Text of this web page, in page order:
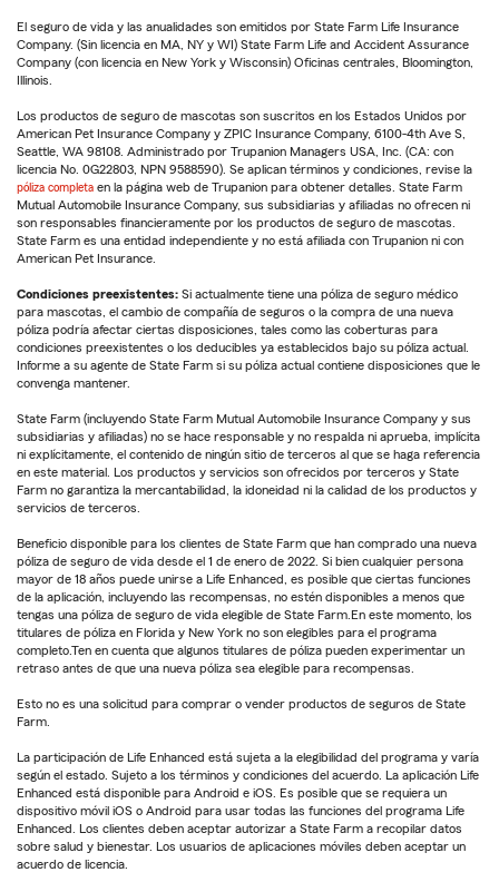
El seguro de vida y las anualidades son emitidos por State Farm Life Insurance
Company. (Sin licencia en MA, NY y WI) State Farm Life and Accident Assurance
Company (con licencia en New York y Wisconsin) Oficinas centrales, Bloomington,
Illinois.
Los productos de seguro de mascotas son suscritos en los Estados Unidos por
American Pet Insurance Company y ZPIC Insurance Company, 6100-4th Ave S,
Seattle, WA 98108. Administrado por Trupanion Managers USA, Inc. (CA: con
licencia No. 0G22803, NPN 9588590). Se aplican términos y condiciones, revise la
póliza completa en la página web de Trupanion para obtener detalles. State Farm
Mutual Automobile Insurance Company, sus subsidiarias y afiliadas no ofrecen ni
son responsables financieramente por los productos de seguro de mascotas.
State Farm es una entidad independiente y no está afiliada con Trupanion ni con
American Pet Insurance.
Condiciones preexistentes: Si actualmente tiene una póliza de seguro médico
para mascotas, el cambio de compañía de seguros o la compra de una nueva
póliza podría afectar ciertas disposiciones, tales como las coberturas para
condiciones preexistentes o los deducibles ya establecidos bajo su póliza actual.
Informe a su agente de State Farm si su póliza actual contiene disposiciones que le
convenga mantener.
State Farm (incluyendo State Farm Mutual Automobile Insurance Company y sus
subsidiarias y afiliadas) no se hace responsable y no respalda ni aprueba, implícita
ni explícitamente, el contenido de ningún sitio de terceros al que se haga referencia
en este material. Los productos y servicios son ofrecidos por terceros y State
Farm no garantiza la mercantabilidad, la idoneidad ni la calidad de los productos y
servicios de terceros.
Beneficio disponible para los clientes de State Farm que han comprado una nueva
póliza de seguro de vida desde el 1 de enero de 2022. Si bien cualquier persona
mayor de 18 años puede unirse a Life Enhanced, es posible que ciertas funciones
de la aplicación, incluyendo las recompensas, no estén disponibles a menos que
tengas una póliza de seguro de vida elegible de State Farm.En este momento, los
titulares de póliza en Florida y New York no son elegibles para el programa
completo.Ten en cuenta que algunos titulares de póliza pueden experimentar un
retraso antes de que una nueva póliza sea elegible para recompensas.
Esto no es una solicitud para comprar o vender productos de seguros de State
Farm.
La participación de Life Enhanced está sujeta a la elegibilidad del programa y varía
según el estado. Sujeto a los términos y condiciones del acuerdo. La aplicación Life
Enhanced está disponible para Android e iOS. Es posible que se requiera un
dispositivo móvil iOS o Android para usar todas las funciones del programa Life
Enhanced. Los clientes deben aceptar autorizar a State Farm a recopilar datos
sobre salud y bienestar. Los usuarios de aplicaciones móviles deben aceptar un
acuerdo de licencia.